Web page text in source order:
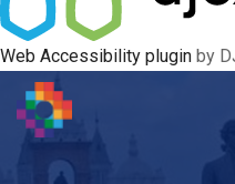
Web Accessibility plugin by